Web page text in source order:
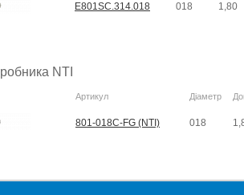
E801SC.314.018 018 1,80
NTI
Артикул Діаметр
801-018C-FG (NTI) 018